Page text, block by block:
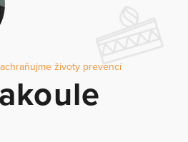
životy prevencí